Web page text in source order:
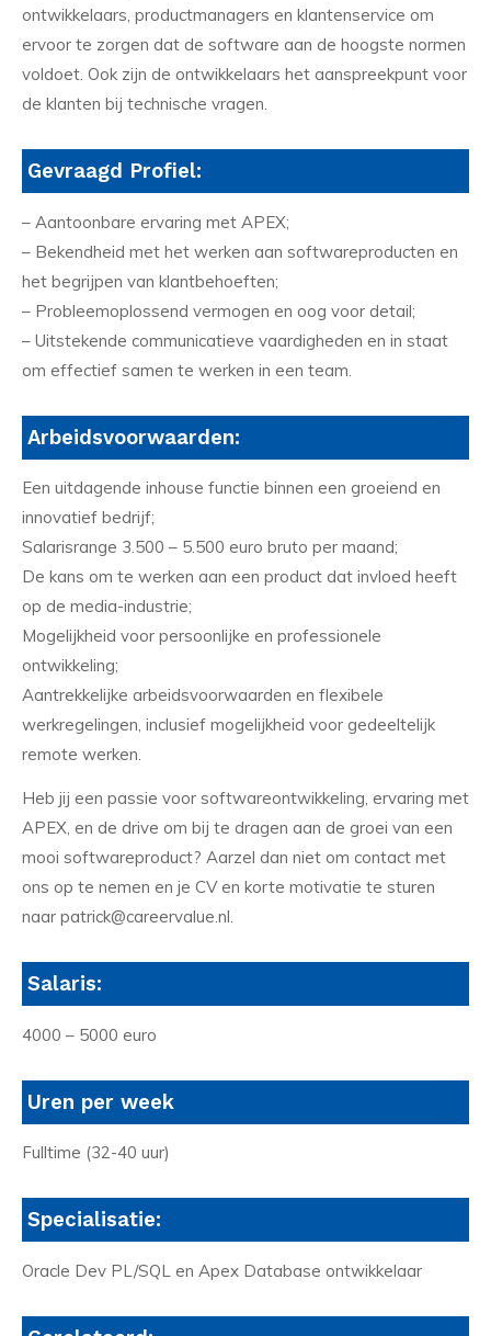
ontwikkelaars, productmanagers en klantenservice om
ervoor te zorgen dat de software aan de hoogste normen
voldoet. Ook zijn de ontwikkelaars het aanspreekpunt voor
de klanten bij technische vragen.
Gevraagd Profiel:
– Aantoonbare ervaring met APEX;
– Bekendheid met het werken aan softwareproducten en
het begrijpen van klantbehoeften;
– Probleemoplossend vermogen en oog voor detail;
– Uitstekende communicatieve vaardigheden en in staat
om effectief samen te werken in een team.
Arbeidsvoorwaarden:
Een uitdagende inhouse functie binnen een groeiend en
innovatief bedrijf;
Salarisrange 3.500 – 5.500 euro bruto per maand;
De kans om te werken aan een product dat invloed heeft
op de media-industrie;
Mogelijkheid voor persoonlijke en professionele
ontwikkeling;
Aantrekkelijke arbeidsvoorwaarden en flexibele
werkregelingen, inclusief mogelijkheid voor gedeeltelijk
remote werken.
Heb jij een passie voor softwareontwikkeling, ervaring met
APEX, en de drive om bij te dragen aan de groei van een
mooi softwareproduct? Aarzel dan niet om contact met
ons op te nemen en je CV en korte motivatie te sturen
naar patrick@careervalue.nl.
Salaris:
4000 – 5000 euro
Uren per week
Fulltime (32-40 uur)
Specialisatie:
Oracle Dev PL/SQL en Apex Database ontwikkelaar